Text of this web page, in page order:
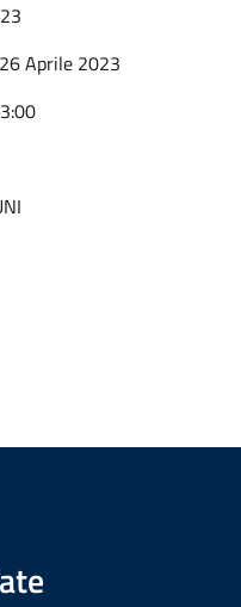
26 Aprile 2023